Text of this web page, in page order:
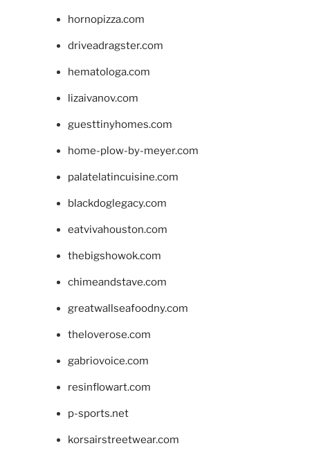
hornopizza.com
driveadragster.com
hematologa.com
lizaivanov.com
guesttinyhomes.com
home-plow-by-meyer.com
palatelatincuisine.com
blackdoglegacy.com
eatvivahouston.com
thebigshowok.com
chimeandstave.com
greatwallseafoodny.com
theloverose.com
gabriovoice.com
resinflowart.com
p-sports.net
korsairstreetwear.com